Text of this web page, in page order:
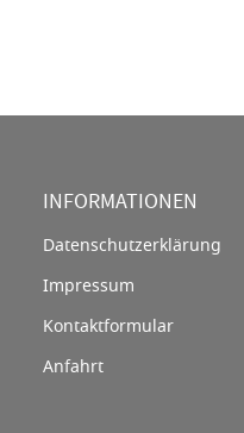
INFORMATIONEN
Datenschutzerklärung
Impressum
Kontaktformular
Anfahrt